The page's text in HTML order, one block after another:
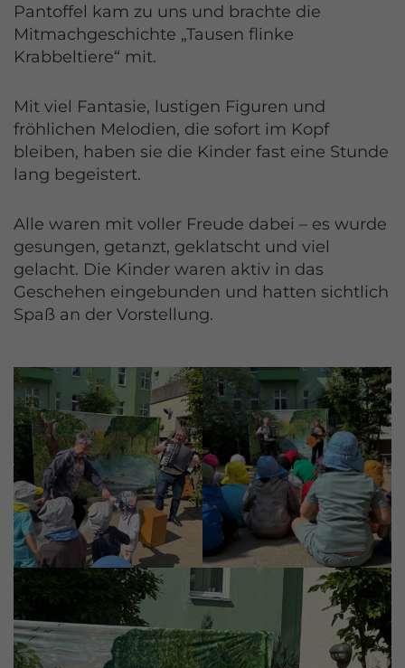
Pantoffel kam zu uns und brachte die
Mitmachgeschichte „Tausen flinke
Krabbeltiere“ mit.
Mit viel Fantasie, lustigen Figuren und
fröhlichen Melodien, die sofort im Kopf
bleiben, haben sie die Kinder fast eine Stunde
lang begeistert.
Alle waren mit voller Freude dabei – es wurde
gesungen, getanzt, geklatscht und viel
gelacht. Die Kinder waren aktiv in das
Geschehen eingebunden und hatten sichtlich
Spaß an der Vorstellung.